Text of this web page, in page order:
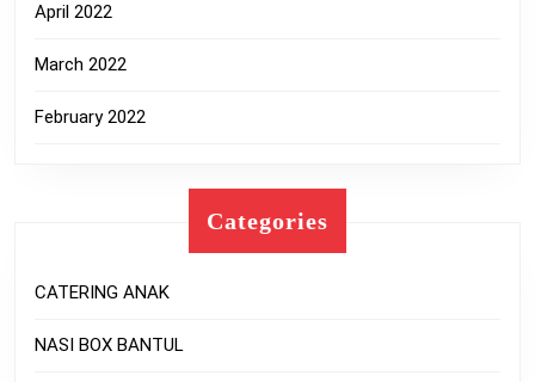
April 2022
March 2022
February 2022
Categories
CATERING ANAK
NASI BOX BANTUL